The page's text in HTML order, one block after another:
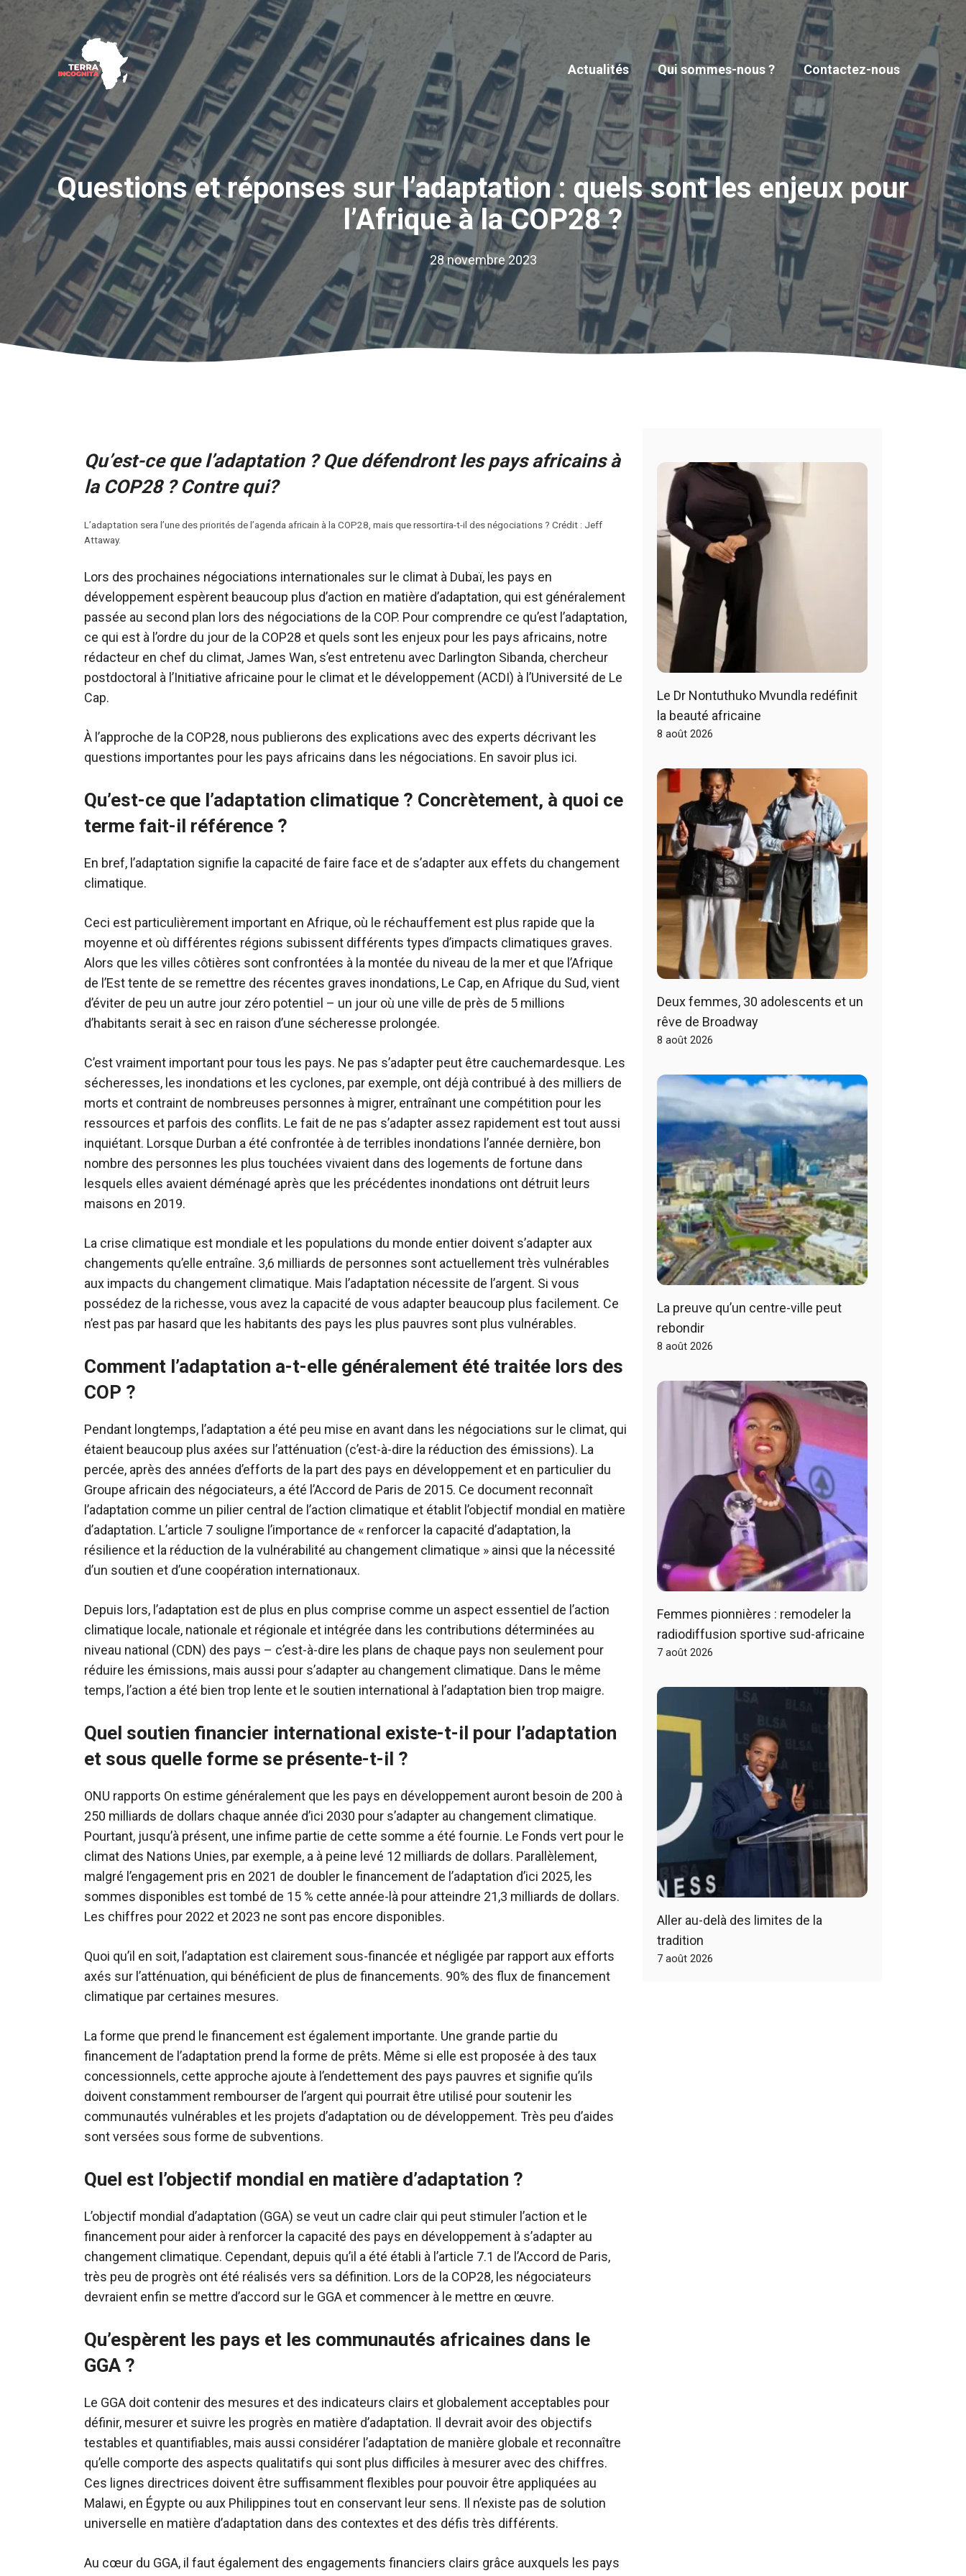
Aller
Actualités
Qui sommes-nous ? Contactez-nous
Questions et réponses sur l’adaptation : quels sont les enjeux pour
l’Afrique à la COP28 ?
28 novembre 2023
Qu’est-ce que l’adaptation ? Que défendront les pays africains à
la COP28 ? Contre qui?
L’adaptation sera l’une des priorités de l’agenda africain à la COP28, mais que ressortira-t-il des négociations ? Crédit : Jeff
Attaway.
Lors des prochaines négociations internationales sur le climat à Dubaï, les pays en
développement espèrent beaucoup plus d’action en matière d’adaptation, qui est généralement
passée au second plan lors des négociations de la COP. Pour comprendre ce qu’est l’adaptation,
ce qui est à l’ordre du jour de la COP28 et quels sont les enjeux pour les pays africains, notre
rédacteur en chef du climat, James Wan, s’est entretenu avec Darlington Sibanda, chercheur
postdoctoral à l’Initiative africaine pour le climat et le développement (ACDI) à l’Université de Le
Cap.
À l’approche de la COP28, nous publierons des explications avec des experts décrivant les
questions importantes pour les pays africains dans les négociations. En savoir plus ici.
Qu’est-ce que l’adaptation climatique ? Concrètement, à quoi ce
terme fait-il référence ?
En bref, l’adaptation signifie la capacité de faire face et de s’adapter aux effets du changement
climatique.
Ceci est particulièrement important en Afrique, où le réchauffement est plus rapide que la
moyenne et où différentes régions subissent différents types d’impacts climatiques graves.
Alors que les villes côtières sont confrontées à la montée du niveau de la mer et que l’Afrique
de l’Est tente de se remettre des récentes graves inondations, Le Cap, en Afrique du Sud, vient
d’éviter de peu un autre jour zéro potentiel – un jour où une ville de près de 5 millions
d’habitants serait à sec en raison d’une sécheresse prolongée.
C’est vraiment important pour tous les pays. Ne pas s’adapter peut être cauchemardesque. Les
sécheresses, les inondations et les cyclones, par exemple, ont déjà contribué à des milliers de
morts et contraint de nombreuses personnes à migrer, entraînant une compétition pour les
ressources et parfois des conflits. Le fait de ne pas s’adapter assez rapidement est tout aussi
inquiétant. Lorsque Durban a été confrontée à de terribles inondations l’année dernière, bon
nombre des personnes les plus touchées vivaient dans des logements de fortune dans
lesquels elles avaient déménagé après que les précédentes inondations ont détruit leurs
maisons en 2019.
La crise climatique est mondiale et les populations du monde entier doivent s’adapter aux
changements qu’elle entraîne. 3,6 milliards de personnes sont actuellement très vulnérables
aux impacts du changement climatique. Mais l’adaptation nécessite de l’argent. Si vous
possédez de la richesse, vous avez la capacité de vous adapter beaucoup plus facilement. Ce
n’est pas par hasard que les habitants des pays les plus pauvres sont plus vulnérables.
Comment l’adaptation a-t-elle généralement été traitée lors des
COP ?
Pendant longtemps, l’adaptation a été peu mise en avant dans les négociations sur le climat, qui
étaient beaucoup plus axées sur l’atténuation (c’est-à-dire la réduction des émissions). La
percée, après des années d’efforts de la part des pays en développement et en particulier du
Groupe africain des négociateurs, a été l’Accord de Paris de 2015. Ce document reconnaît
l’adaptation comme un pilier central de l’action climatique et établit l’objectif mondial en matière
d’adaptation. L’article 7 souligne l’importance de « renforcer la capacité d’adaptation, la
résilience et la réduction de la vulnérabilité au changement climatique » ainsi que la nécessité
d’un soutien et d’une coopération internationaux.
Depuis lors, l’adaptation est de plus en plus comprise comme un aspect essentiel de l’action
climatique locale, nationale et régionale et intégrée dans les contributions déterminées au
niveau national (CDN) des pays – c’est-à-dire les plans de chaque pays non seulement pour
réduire les émissions, mais aussi pour s’adapter au changement climatique. Dans le même
temps, l’action a été bien trop lente et le soutien international à l’adaptation bien trop maigre.
Quel soutien financier international existe-t-il pour l’adaptation
et sous quelle forme se présente-t-il ?
ONU rapports On estime généralement que les pays en développement auront besoin de 200 à
250 milliards de dollars chaque année d’ici 2030 pour s’adapter au changement climatique.
Pourtant, jusqu’à présent, une infime partie de cette somme a été fournie. Le Fonds vert pour le
climat des Nations Unies, par exemple, a à peine levé 12 milliards de dollars. Parallèlement,
malgré l’engagement pris en 2021 de doubler le financement de l’adaptation d’ici 2025, les
sommes disponibles est tombé de 15 % cette année-là pour atteindre 21,3 milliards de dollars.
Les chiffres pour 2022 et 2023 ne sont pas encore disponibles.
Quoi qu’il en soit, l’adaptation est clairement sous-financée et négligée par rapport aux efforts
axés sur l’atténuation, qui bénéficient de plus de financements. 90% des flux de financement
climatique par certaines mesures.
La forme que prend le financement est également importante. Une grande partie du
financement de l’adaptation prend la forme de prêts. Même si elle est proposée à des taux
concessionnels, cette approche ajoute à l’endettement des pays pauvres et signifie qu’ils
doivent constamment rembourser de l’argent qui pourrait être utilisé pour soutenir les
communautés vulnérables et les projets d’adaptation ou de développement. Très peu d’aides
sont versées sous forme de subventions.
Quel est l’objectif mondial en matière d’adaptation ?
L’objectif mondial d’adaptation (GGA) se veut un cadre clair qui peut stimuler l’action et le
financement pour aider à renforcer la capacité des pays en développement à s’adapter au
changement climatique. Cependant, depuis qu’il a été établi à l’article 7.1 de l’Accord de Paris,
très peu de progrès ont été réalisés vers sa définition. Lors de la COP28, les négociateurs
devraient enfin se mettre d’accord sur le GGA et commencer à le mettre en œuvre.
Qu’espèrent les pays et les communautés africaines dans le
GGA ?
Le GGA doit contenir des mesures et des indicateurs clairs et globalement acceptables pour
définir, mesurer et suivre les progrès en matière d’adaptation. Il devrait avoir des objectifs
testables et quantifiables, mais aussi considérer l’adaptation de manière globale et reconnaître
qu’elle comporte des aspects qualitatifs qui sont plus difficiles à mesurer avec des chiffres.
Ces lignes directrices doivent être suffisamment flexibles pour pouvoir être appliquées au
Malawi, en Égypte ou aux Philippines tout en conservant leur sens. Il n’existe pas de solution
universelle en matière d’adaptation dans des contextes et des défis très différents.
Au cœur du GGA, il faut également des engagements financiers clairs grâce auxquels les pays
Le Dr Nontuthuko Mvundla redéfinit
la beauté africaine
8 août 2026
Deux femmes, 30 adolescents et un
rêve de Broadway
8 août 2026
La preuve qu’un centre-ville peut
rebondir
8 août 2026
Femmes pionnières : remodeler la
radiodiffusion sportive sud-africaine
7 août 2026
Aller au-delà des limites de la
tradition
7 août 2026